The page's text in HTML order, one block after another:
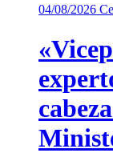
04/08/2026